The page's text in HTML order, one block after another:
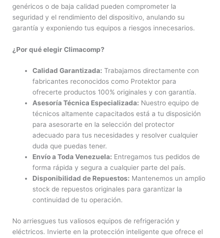
genéricos o de baja calidad pueden comprometer la
seguridad y el rendimiento del dispositivo, anulando su
garantía y exponiendo tus equipos a riesgos innecesarios.
¿Por qué elegir Climacomp?
Calidad Garantizada: Trabajamos directamente con
fabricantes reconocidos como Protektor para
ofrecerte productos 100% originales y con garantía.
Asesoría Técnica Especializada: Nuestro equipo de
técnicos altamente capacitados está a tu disposición
para asesorarte en la selección del protector
adecuado para tus necesidades y resolver cualquier
duda que puedas tener.
Envío a Toda Venezuela: Entregamos tus pedidos de
forma rápida y segura a cualquier parte del país.
Disponibilidad de Repuestos: Mantenemos un amplio
stock de repuestos originales para garantizar la
continuidad de tu operación.
No arriesgues tus valiosos equipos de refrigeración y
eléctricos. Invierte en la protección inteligente que ofrece el